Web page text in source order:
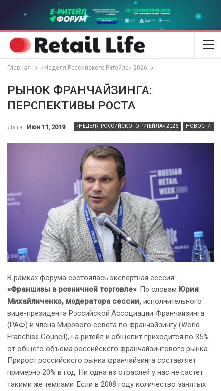
Главная «Неделя Российского Ритейла» 2026
РЫНОК ФРАНЧАЙЗИНГА:
ПЕРСПЕКТИВЫ РОСТА
«НЕДЕЛЯ РОССИЙСКОГО РИТЕЙЛА» 2026 НОВОСТИ
Дата: Июн 11, 2019
В рамках форума состоялась экспертная сессия:
«Франшизы в розничной торговле». По словам Юрия
Михайличенко, модератора сессии, исполнительного
вице-президента Российской Ассоциации Франчайзинга
(РАФ) и члена Мирового совета по франчайзингу (World
Franchise Council), на ритейл и общепит приходится по 35%
от общего объема российского франчайзингового рынка.
Прирост российского рынка франчайзинга составляет
примерно 20% в год. Ни одна из отраслей у нас не растет
такими же темпами. Если в 2008 году количество занятых